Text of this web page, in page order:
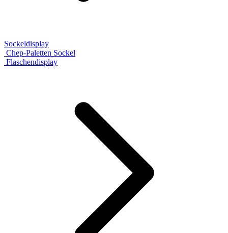
Sockeldisplay
Chep-Paletten Sockel
Flaschendisplay